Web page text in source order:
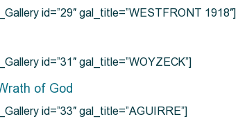
id=”29″ gal_title=”WESTFRONT 1918″]
id=”31″ gal_title=”WOYZECK”]
of God
id=”33″ gal_title=”AGUIRRE”]